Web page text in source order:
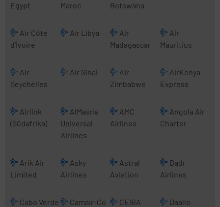
Egypt
Maroc
Botswana
Air Côte
d’Ivoire
Air Libya
Air
Madagascar
Air
Mauritius
Air
Seychelles
Air Sinai
Air
Zimbabwe
AirKenya
Express
Airlink
(Südafrika)
AlMasria
Universal
Airlines
AMC
Airlines
Angola Air
Charter
Arik Air
Limited
Asky
Airlines
Astral
Aviation
Badr
Airlines
Cabo Verde
Camair-Co
CEIBA
Daallo